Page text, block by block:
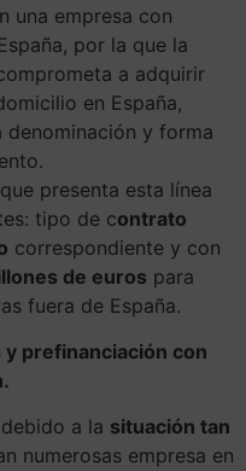
una empresa con
por la que la
a adquirir
en España,
denominación y forma
presenta esta línea
tipo de contrato
correspondiente y con
de euros para
fuera de España.
prefinanciación con
a la situación tan
numerosas empresa en